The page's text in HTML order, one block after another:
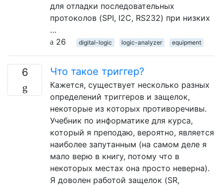
для отладки последовательных
протоколов (SPI, I2C, RS232) при низких
…
26
digital-logic logic-analyzer equipment
6 Что такое триггер?
Кажется, существует несколько разных
определений триггеров и защелок,
некоторые из которых противоречивы.
Учебник по информатике для курса,
который я преподаю, вероятно, является
наиболее запутанным (на самом деле я
мало верю в книгу, потому что в
некоторых местах она просто неверна).
Я доволен работой защелок (SR,